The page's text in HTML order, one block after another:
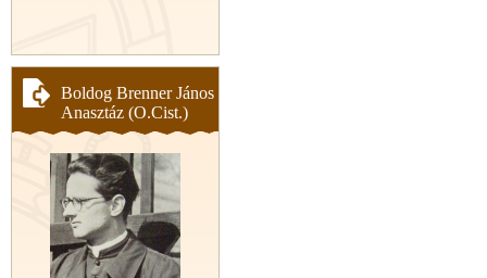
Boldog Brenner János
Anasztáz (O.Cist.)